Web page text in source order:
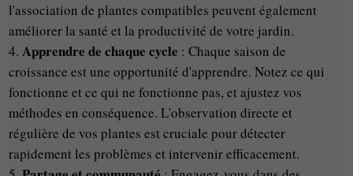
l'association de plantes compatibles peuvent également
améliorer la santé et la productivité de votre jardin.
Apprendre de chaque cycle : Chaque saison de
croissance est une opportunité d'apprendre. Notez ce qui
fonctionne et ce qui ne fonctionne pas, et ajustez vos
méthodes en conséquence. L'observation directe et
régulière de vos plantes est cruciale pour détecter
rapidement les problèmes et intervenir efficacement.